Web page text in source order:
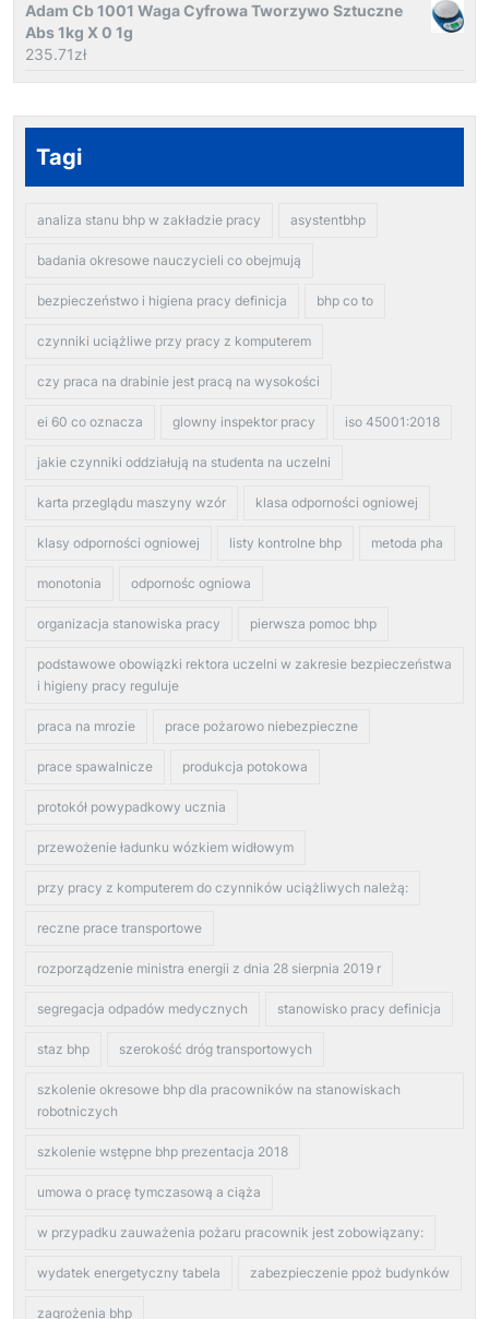
Adam Cb 1001 Waga Cyfrowa Tworzywo Sztuczne
Abs 1kg X 0 1g
235.71zł
Tagi
analiza stanu bhp w zakładzie pracy asystentbhp
badania okresowe nauczycieli co obejmują
bezpieczeństwo i higiena pracy definicja bhp co to
czynniki uciążliwe przy pracy z komputerem
czy praca na drabinie jest pracą na wysokości
ei 60 co oznacza glowny inspektor pracy iso 45001:2018
jakie czynniki oddziałują na studenta na uczelni
karta przeglądu maszyny wzór klasa odporności ogniowej
klasy odporności ogniowej listy kontrolne bhp metoda pha
monotonia odpornośc ogniowa
organizacja stanowiska pracy pierwsza pomoc bhp
podstawowe obowiązki rektora uczelni w zakresie bezpieczeństwa
i higieny pracy reguluje
praca na mrozie prace pożarowo niebezpieczne
prace spawalnicze produkcja potokowa
protokół powypadkowy ucznia
przewożenie ładunku wózkiem widłowym
przy pracy z komputerem do czynników uciążliwych należą:
reczne prace transportowe
rozporządzenie ministra energii z dnia 28 sierpnia 2019 r
segregacja odpadów medycznych stanowisko pracy definicja
staz bhp szerokość dróg transportowych
szkolenie okresowe bhp dla pracowników na stanowiskach
robotniczych
szkolenie wstępne bhp prezentacja 2018
umowa o pracę tymczasową a ciąża
w przypadku zauważenia pożaru pracownik jest zobowiązany:
wydatek energetyczny tabela zabezpieczenie ppoż budynków
zagrożenia bhp